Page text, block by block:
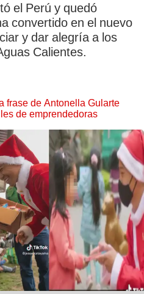
el Perú y quedó
convertido en el nuevo
y dar alegría a los
Calientes.
frase de Antonella Gularte
de emprendedoras